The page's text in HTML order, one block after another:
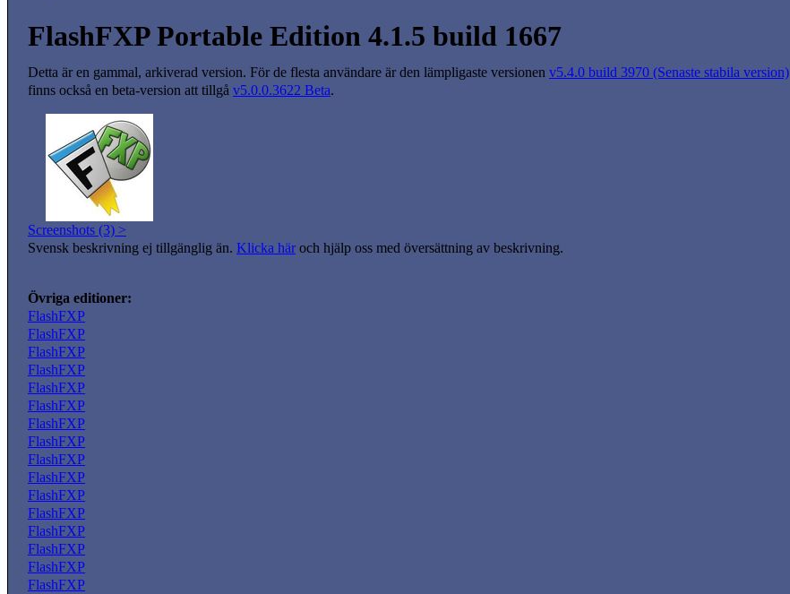
FlashFXP Portable Edition 4.1.5 build 1667
Detta är en gammal, arkiverad version. För de flesta användare är den lämpligaste versionen v5.4.0 build 3970 (Senaste stabila version)
finns också en beta-version att tillgå v5.0.0.3622 Beta.
Screenshots (3) >
Svensk beskrivning ej tillgänglig än. Klicka här och hjälp oss med översättning av beskrivning.
Övriga editioner:
FlashFXP
FlashFXP
FlashFXP
FlashFXP
FlashFXP
FlashFXP
FlashFXP
FlashFXP
FlashFXP
FlashFXP
FlashFXP
FlashFXP
FlashFXP
FlashFXP
FlashFXP
FlashFXP